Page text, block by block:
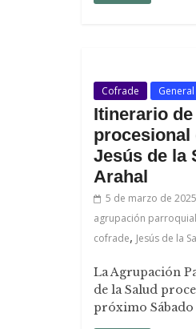
Cofrade General
Itinerario
procesional
Jesús de la
Arahal
5 de marzo de 2025
agrupación
cofrade, Jesús de la
La Agrupación
de la Salud
próximo Sábado